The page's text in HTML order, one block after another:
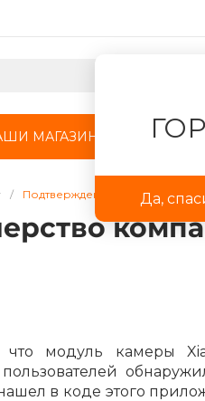
Для клиентов всех
График
Да,
МАГАЗИНЫ
/ Подтверждено партнерство
что модуль камеры
в коде этого